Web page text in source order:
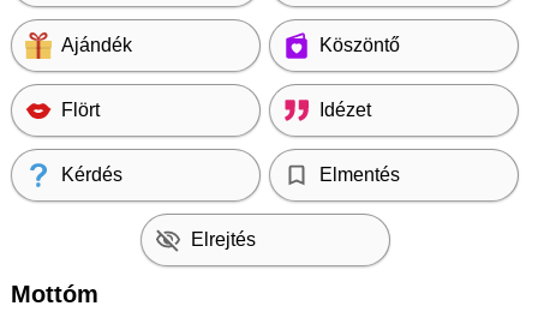
Ajándék Köszöntő
Flört Idézet
Kérdés Elmentés
Elrejtés
Mottóm